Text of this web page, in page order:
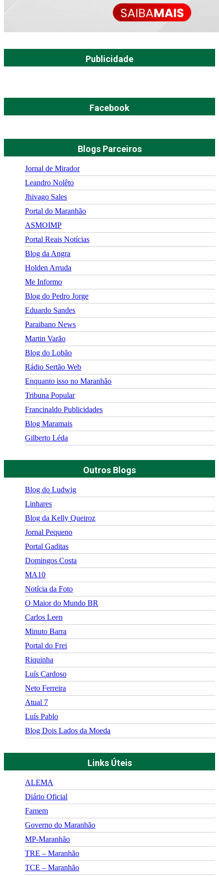
Publicidade
Facebook
Blogs Parceiros
Jornal de Mirador
Leandro Nolêto
Jhivago Sales
Portal do Maranhão
ASMOIMP
Portal Reais Notí­cias
Blog da Angra
Holden Arruda
Me Informo
Blog do Pedro Jorge
Eduardo Sandes
Paraibano News
Martin Varão
Blog do Lobão
Rádio Sertão Web
Enquanto isso no Maranhão
Tribuna Popular
Francinaldo Publicidades
Blog Maramais
Gilberto Léda
Outros Blogs
Blog do Ludwig
Linhares
Blog da Kelly Queiroz
Jornal Pequeno
Portal Gaditas
Domingos Costa
MA10
Notícia da Foto
O Maior do Mundo BR
Carlos Leen
Minuto Barra
Portal do Frei
Riquinha
Luís Cardoso
Neto Ferreira
Atual 7
Luís Pablo
Blog Dois Lados da Moeda
Links Úteis
ALEMA
Diário Oficial
Famem
Governo do Maranhão
MP-Maranhão
TRE – Maranhão
TCE – Maranhão